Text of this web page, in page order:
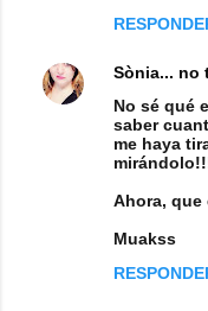
Sònia... no
No sé qué
saber
me haya
Ahora,
Muakss